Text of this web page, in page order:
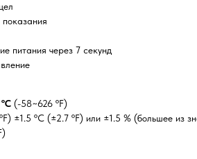
питания через 7 секунд
(-58~626 ºF)
±1.5 ºC (±2.7 ºF) или ±1.5 % (большее из